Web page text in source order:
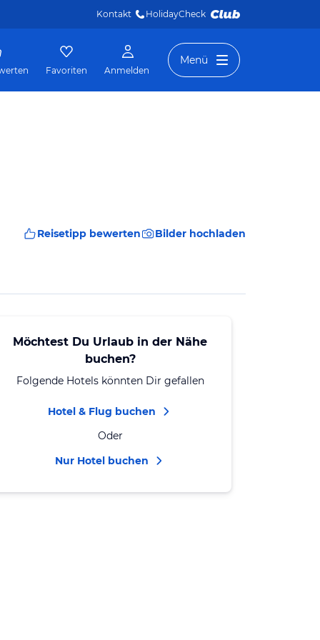
Kontakt HolidayCheck
Favoriten Anmelden
Menü
Reisetipp bewerten Bilder hochladen
Möchtest Du Urlaub in der Nähe
buchen?
Folgende Hotels könnten Dir gefallen
Hotel & Flug buchen
Oder
Nur Hotel buchen